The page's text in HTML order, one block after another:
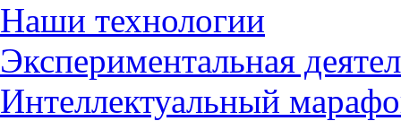
Наши технологии
Экспериментальная
Интеллектуальный